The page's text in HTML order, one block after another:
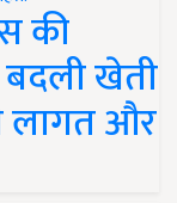
की
खेती
लागत और